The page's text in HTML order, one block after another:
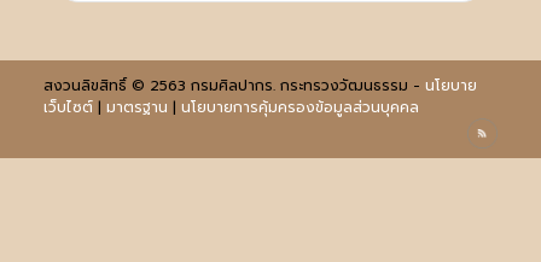
สงวนลิขสิทธิ์ © 2563 กรมศิลปากร. กระทรวงวัฒนธรรม - นโยบาย
เว็บไซต์| มาตรฐาน | นโยบายการคุ้มครองข้อมูลส่วนบุคคล